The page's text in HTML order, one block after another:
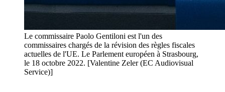
Le commissaire Paolo Gentiloni est l'un des
commissaires chargés de la révision des règles fiscales
actuelles de l'UE. Le Parlement européen à Strasbourg,
le 18 octobre 2022. [Valentine Zeler (EC Audiovisual
Service)]